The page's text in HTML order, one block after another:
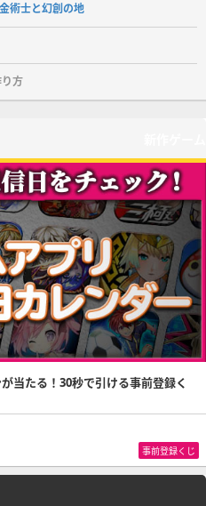
術士と幻創の地
方
当たる！30秒で引ける事前登録く
事前登録くじ